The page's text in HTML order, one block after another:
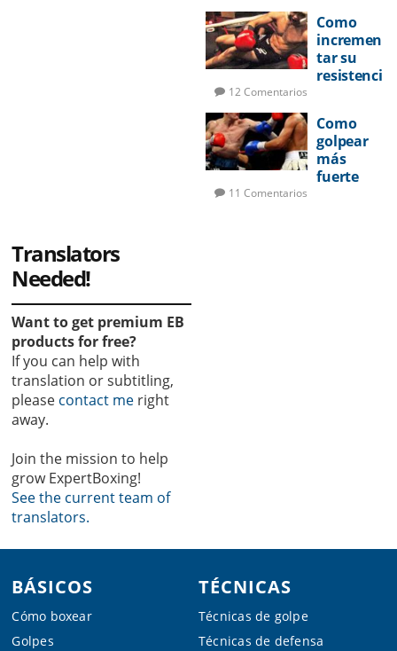
Como
incremen
tar su
resistenci
12 Comentarios
Como
golpear
más
fuerte
11 Comentarios
Translators
Needed!
Want to get premium EB
products for free?
If you can help with
translation or subtitling,
please contact me right
away.
Join the mission to help
grow ExpertBoxing!
See the current team of
translators.
Footer
BÁSICOS
Cómo boxear
Golpes
TÉCNICAS
Técnicas de golpe
Técnicas de defensa